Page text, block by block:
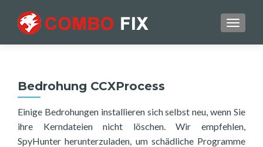
Bedrohung CCXProcess
Einige Bedrohungen installieren sich selbst neu, wenn Sie
ihre Kerndateien nicht löschen. Wir empfehlen,
SpyHunter herunterzuladen, um schädliche Programme